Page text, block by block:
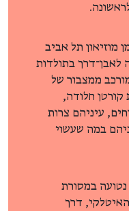
מוזיאון תל אביב
לאבן־דרך בתולדות
ממצבור של
קורטן חלודה,
עיניהם צרות
במה שעשוי
של סשה אוקון (2025-1949) נטועה במסורת
דרך